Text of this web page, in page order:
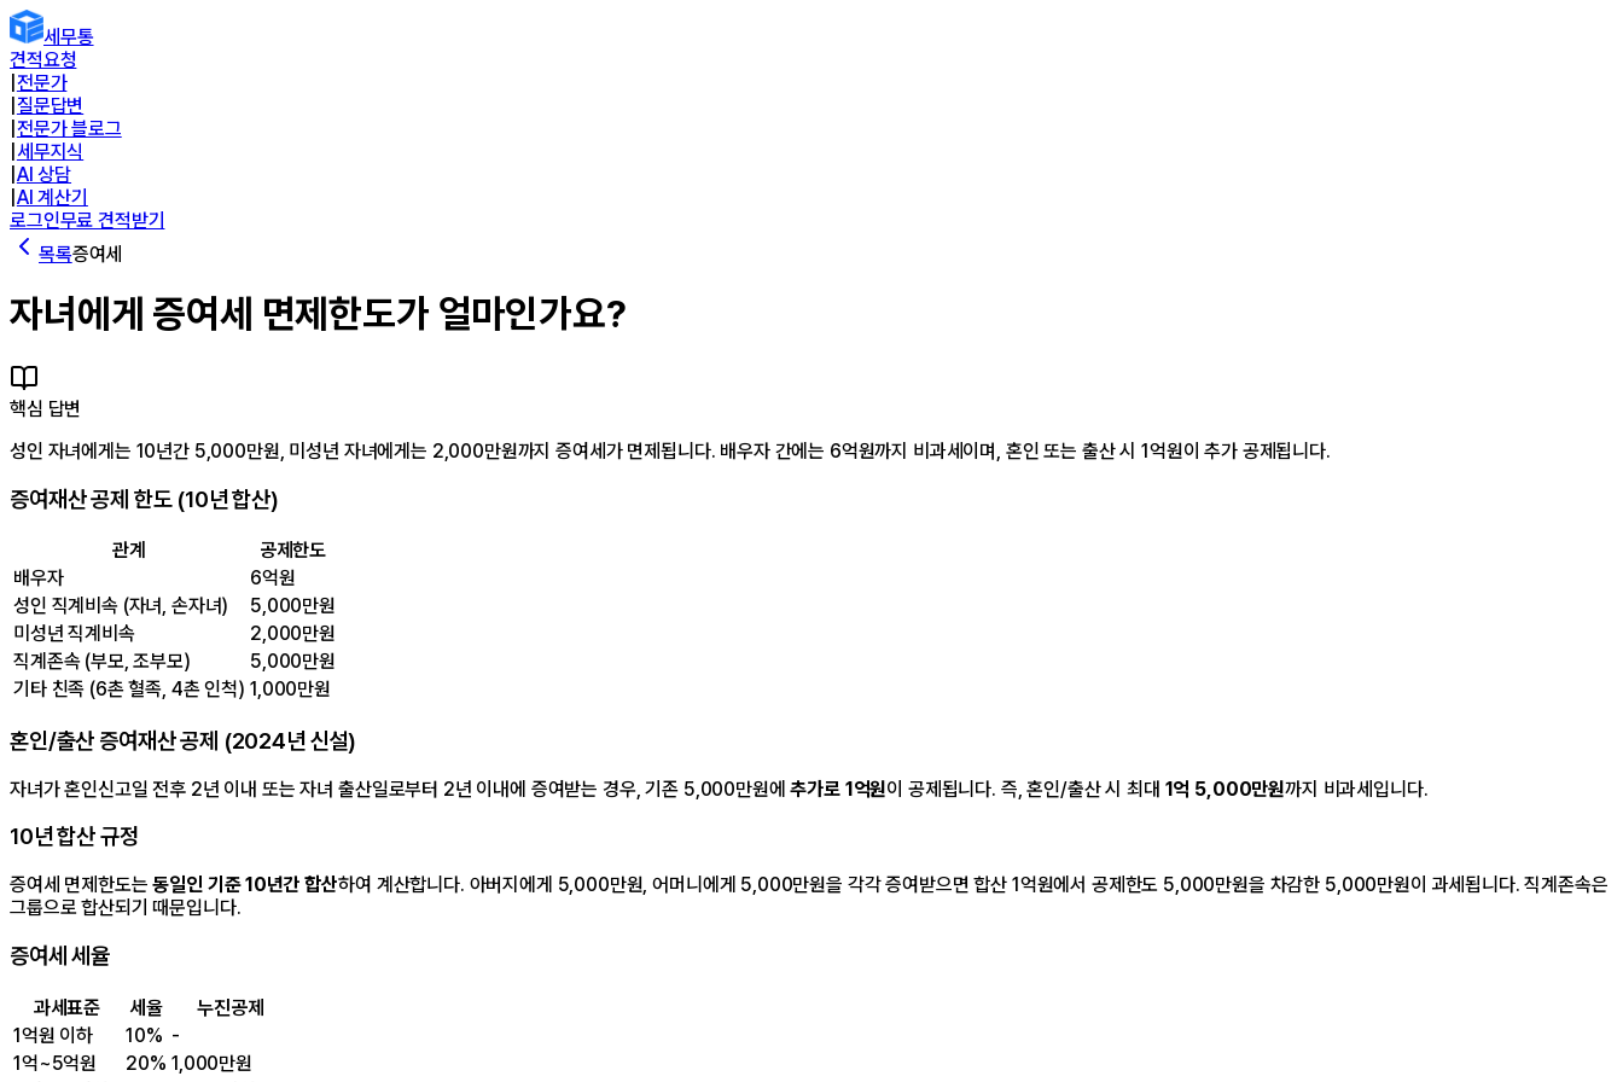
세무통
견적요청
전문가
질문답변
전문가 블로그
세무지식
AI 상담
AI 계산기
로그인무료 견적받기
목록증여세
자녀에게 증여세 면제한도가 얼마인가요?
핵심 답변
성인 자녀에게는 10년간 5,000만원, 미성년 자녀에게는 2,000만원까지 증여세가 면제됩니다. 배우자 간에는 6억원까지 비과세이며, 혼인 또는 출산 시 1억원이 추가 공제됩니다.
증여재산 공제 한도 (10년 합산)
관계
공제한도
배우자
6억원
성인 직계비속 (자녀, 손자녀)
5,000만원
미성년 직계비속
2,000만원
직계존속 (부모, 조부모)
5,000만원
기타 친족 (6촌 혈족, 4촌 인척) 1,000만원
혼인/출산 증여재산 공제 (2024년 신설)
자녀가 혼인신고일 전후 2년 이내 또는 자녀 출산일로부터 2년 이내에 증여받는 경우, 기존 5,000만원에추가로 1억원이 공제됩니다. 즉, 혼인/출산 시 최대 1억 5,000만원까지 비과세입니다.
10년 합산 규정
증여세 면제한도는동일인 기준 10년간 합산하여 계산합니다. 아버지에게 5,000만원, 어머니에게 5,000만원을 각각 증여받으면 합산 1억원에서 공제한도 5,000만원을 차감한 5,000만원이 과세됩니다. 직계존속은
그룹으로 합산되기 때문입니다.
증여세 세율
과세표준 세율
누진공제
1억원 이하
10% -
1억~5억원
20% 1,000만원